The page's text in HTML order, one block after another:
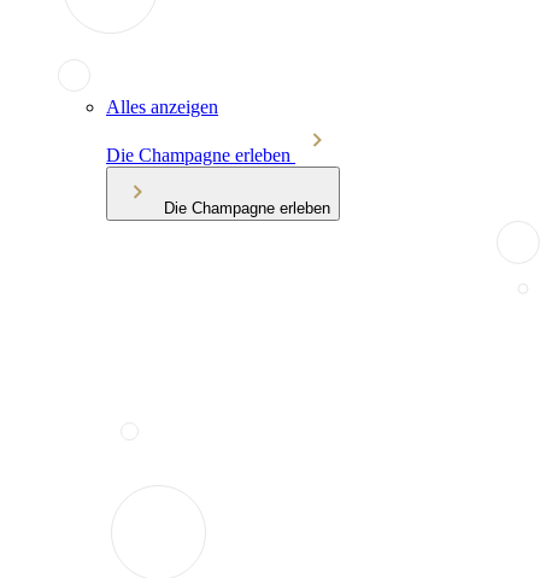
Alles anzeigen
Die Champagne erleben
Die Champagne erleben